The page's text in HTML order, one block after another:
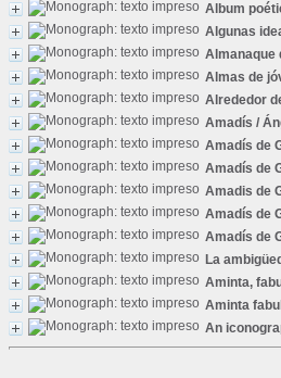
Album
Algunas
Almanaque
Almas de
Alrededor
Amadís /
Amadís de
Amadís de
Amadis de
Amadís de
Amadís de
La
Aminta,
Aminta
An